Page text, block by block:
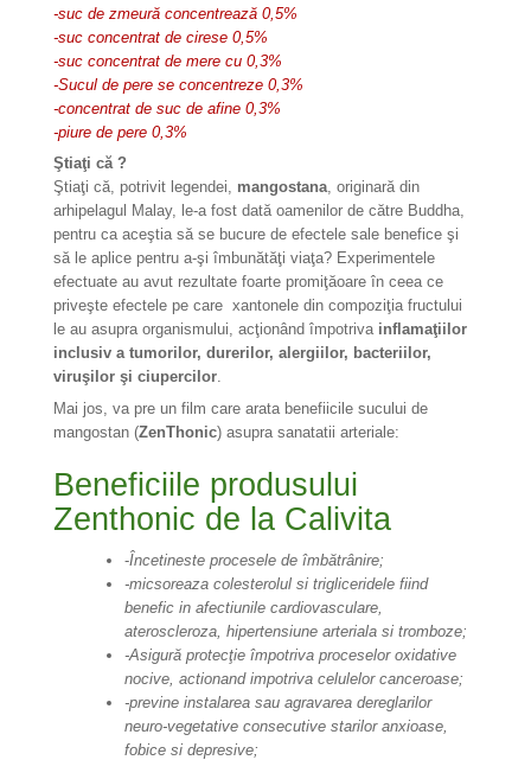
-suc de zmeură concentrează 0,5%
-suc concentrat de cirese 0,5%
-suc concentrat de mere cu 0,3%
-Sucul de pere se concentreze 0,3%
-concentrat de suc de afine 0,3%
-piure de pere 0,3%
Ştiaţi că ?
Ştiaţi că, potrivit legendei, mangostana, originară din
arhipelagul Malay, le-a fost dată oamenilor de către Buddha,
pentru ca aceştia să se bucure de efectele sale benefice şi
să le aplice pentru a-şi îmbunătăţi viaţa? Experimentele
efectuate au avut rezultate foarte promiţăoare în ceea ce
priveşte efectele pe care xantonele din compoziţia fructului
le au asupra organismului, acţionând împotriva inflamaţiilor
inclusiv a tumorilor, durerilor, alergiilor, bacteriilor,
viruşilor şi ciupercilor.
Mai jos, va pre un film care arata benefiicile sucului de
mangostan (ZenThonic) asupra sanatatii arteriale:
Beneficiile produsului
Zenthonic de la Calivita
-Încetineste procesele de îmbătrânire;
-micsoreaza colesterolul si trigliceridele fiind
benefic in afectiunile cardiovasculare,
ateroscleroza, hipertensiune arteriala si tromboze;
-Asigură protecţie împotriva proceselor oxidative
nocive, actionand impotriva celulelor canceroase;
-previne instalarea sau agravarea dereglarilor
neuro-vegetative consecutive starilor anxioase,
fobice si depresive;